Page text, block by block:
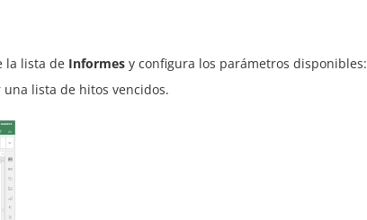
la lista de Informes y configura los parámetros disponibles:
lista de hitos vencidos.